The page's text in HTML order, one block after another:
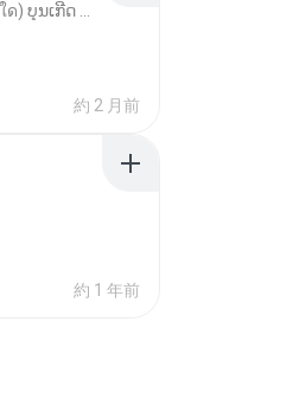
約 2 月前
約 1 年前